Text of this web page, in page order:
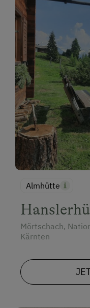
Almhütte
Mörtschach,
Kärnten